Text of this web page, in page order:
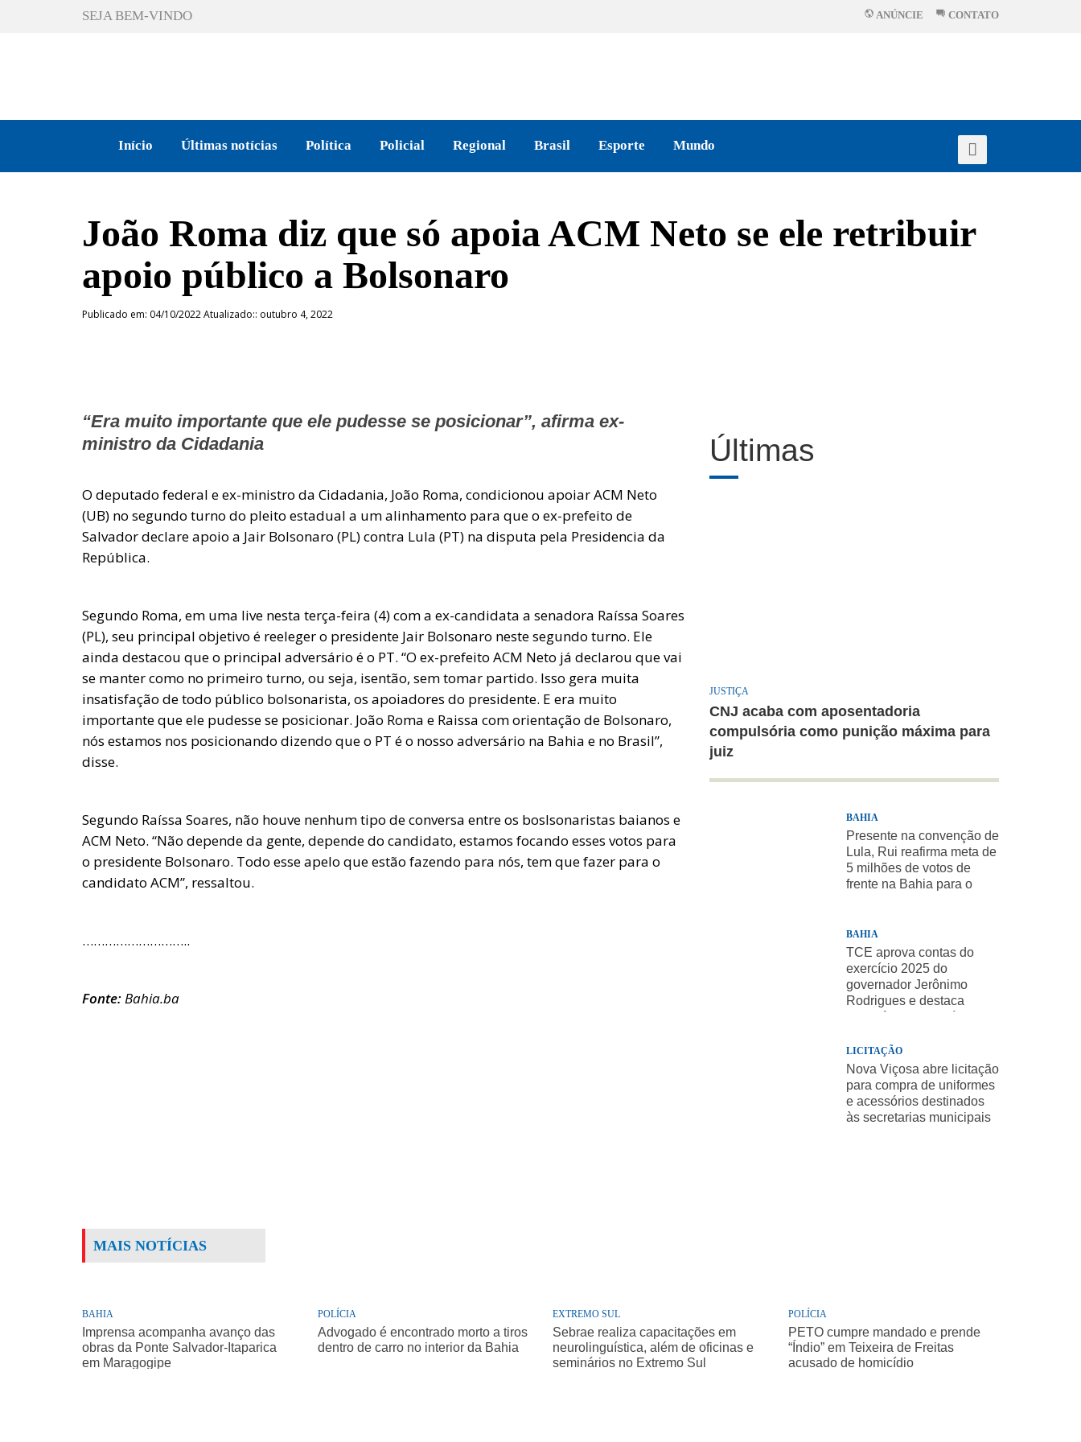
SEJA BEM-VINDO ANÚNCIE CONTATO
Início Últimas notícias Política Policial Regional Brasil Esporte Mundo
João Roma diz que só apoia ACM Neto se ele retribuir
apoio público a Bolsonaro
Publicado em: 04/10/2022 Atualizado:: outubro 4, 2022
“Era muito importante que ele pudesse se posicionar”, afirma ex-
ministro da Cidadania
O deputado federal e ex-ministro da Cidadania, João Roma, condicionou apoiar ACM Neto
(UB) no segundo turno do pleito estadual a um alinhamento para que o ex-prefeito de
Salvador declare apoio a Jair Bolsonaro (PL) contra Lula (PT) na disputa pela Presidencia da
República.
Segundo Roma, em uma live nesta terça-feira (4) com a ex-candidata a senadora Raíssa Soares
(PL), seu principal objetivo é reeleger o presidente Jair Bolsonaro neste segundo turno. Ele
ainda destacou que o principal adversário é o PT. “O ex-prefeito ACM Neto já declarou que vai
se manter como no primeiro turno, ou seja, isentão, sem tomar partido. Isso gera muita
insatisfação de todo público bolsonarista, os apoiadores do presidente. E era muito
importante que ele pudesse se posicionar. João Roma e Raissa com orientação de Bolsonaro,
nós estamos nos posicionando dizendo que o PT é o nosso adversário na Bahia e no Brasil”,
disse.
Segundo Raíssa Soares, não houve nenhum tipo de conversa entre os boslsonaristas baianos e
ACM Neto. “Não depende da gente, depende do candidato, estamos focando esses votos para
o presidente Bolsonaro. Todo esse apelo que estão fazendo para nós, tem que fazer para o
candidato ACM”, ressaltou.
………………………..
Fonte:Bahia.ba
Últimas
JUSTIÇA
CNJ acaba com aposentadoria
compulsória como punição máxima para
juiz
BAHIA
Presente na convenção de
Lula, Rui reafirma meta de
5 milhões de votos de
frente na Bahia para o
BAHIA
TCE aprova contas do
exercício 2025 do
governador Jerônimo
Rodrigues e destaca
LICITAÇÃO
Nova Viçosa abre licitação
para compra de uniformes
e acessórios destinados
às secretarias municipais
MAIS NOTÍCIAS
BAHIA
Imprensa acompanha avanço das
obras da Ponte Salvador-Itaparica
em Maragogipe
POLÍCIA
Advogado é encontrado morto a tiros
dentro de carro no interior da Bahia
EXTREMO SUL
Sebrae realiza capacitações em
neurolinguística, além de oficinas e
seminários no Extremo Sul
POLÍCIA
PETO cumpre mandado e prende
“Índio” em Teixeira de Freitas
acusado de homicídio